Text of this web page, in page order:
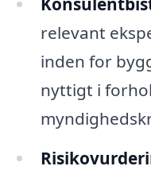
relevant
inden for
nyttigt i